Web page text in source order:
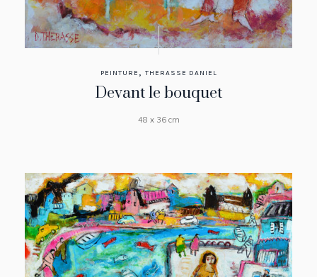
PEINTURE , THERASSE DANIEL
Devant le bouquet
48 x 36 cm